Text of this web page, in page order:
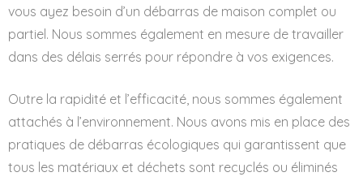
vous ayez besoin d’un débarras de maison complet ou
partiel. Nous sommes également en mesure de travailler
dans des délais serrés pour répondre à vos exigences.
Outre la rapidité et l’efficacité, nous sommes également
attachés à l’environnement. Nous avons mis en place des
pratiques de débarras écologiques qui garantissent que
tous les matériaux et déchets sont recyclés ou éliminés